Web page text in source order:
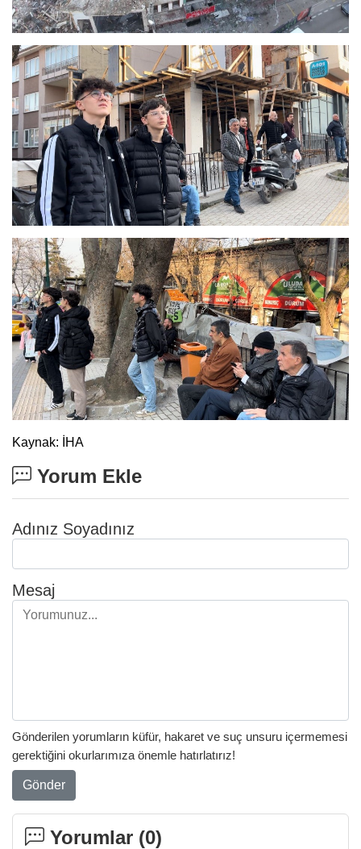
Kaynak: İHA
Yorum Ekle
Adınız Soyadınız
Mesaj
Gönderilen yorumların küfür, hakaret ve suç unsuru içermemesi
gerektiğini okurlarımıza önemle hatırlatırız!
Gönder
Yorumlar (0)